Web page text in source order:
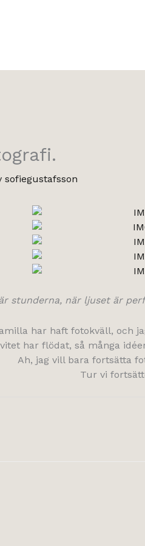
sofiegustafsson
stunderna, när ljuset är
har haft fotokväll, och
har flödat, så många
Ah, jag vill bara fortsätta
Tur vi